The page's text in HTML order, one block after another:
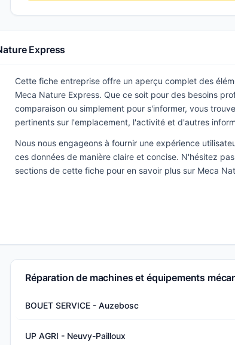
Express
Cette fiche entreprise offre un aperçu complet des
Meca Nature Express. Que ce soit pour des besoins
comparaison ou simplement pour s'informer, vous
pertinents sur l'emplacement, l'activité et d'autres
Nous nous engageons à fournir une expérience
ces données de manière claire et concise. N'hésitez
sections de cette fiche pour en savoir plus sur Meca
Réparation de machines et équipements
BOUET SERVICE - Auzebosc
UP AGRI - Neuvy-Pailloux